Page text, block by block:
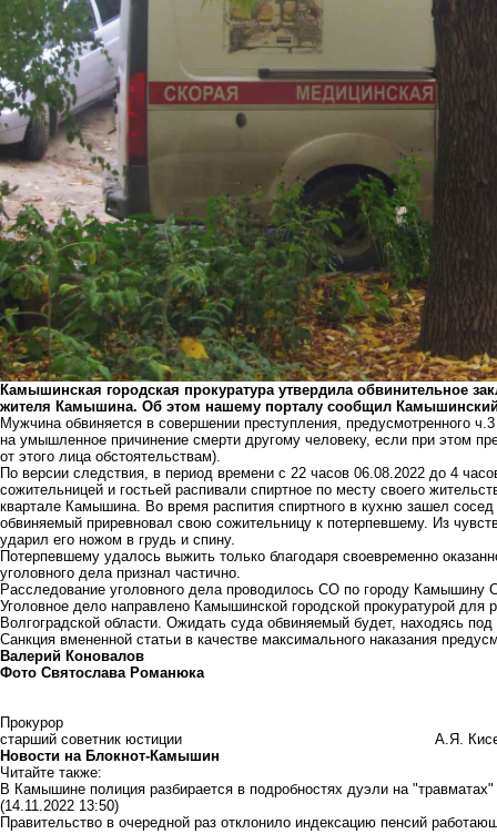
Камышинская городская прокуратура утвердила обвинительное
жителя Камышина. Об этом нашему порталу сообщил Камышинский
Мужчина обвиняется в совершении преступления, предусмотренного
на умышленное причинение смерти другому человеку, если при этом
от этого лица обстоятельствам).
По версии следствия, в период времени с 22 часов 06.08.2022 до 4
сожительницей и гостьей распивали спиртное по месту своего
квартале Камышина. Во время распития спиртного в кухню зашел
обвиняемый приревновал свою сожительницу к потерпевшему. Из
ударил его ножом в грудь и спину.
Потерпевшему удалось выжить только благодаря своевременно
уголовного дела признал частично.
Расследование уголовного дела проводилось СО по городу Камышину
Уголовное дело направлено Камышинской городской прокуратурой
Волгоградской области. Ожидать суда обвиняемый будет, находясь под
Санкция вмененной статьи в качестве максимального наказания
Валерий Коновалов
Фото Святослава Романюка
Прокурор
старший советник юстиции А.Я.
Новости на Блoкнoт-Камышин
Читайте также:
В Камышине полиция разбирается в подробностях дуэли на
(14.11.2022 13:50)
Правительство в очередной раз отклонило индексацию пенсий